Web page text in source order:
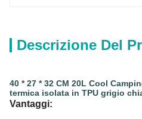
Descrizione Del
40 * 27 * 32 CM 20L Cool
termica isolata in TPU grigio
Vantaggi: